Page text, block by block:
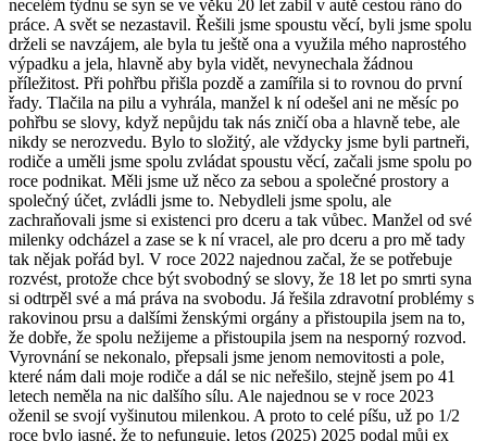
necelém týdnu se syn se ve věku 20 let zabil v autě cestou ráno do
práce. A svět se nezastavil. Řešili jsme spoustu věcí, byli jsme spolu
drželi se navzájem, ale byla tu ještě ona a využila mého naprostého
výpadku a jela, hlavně aby byla vidět, nevynechala žádnou
příležitost. Při pohřbu přišla pozdě a zamířila si to rovnou do první
řady. Tlačila na pilu a vyhrála, manžel k ní odešel ani ne měsíc po
pohřbu se slovy, když nepůjdu tak nás zničí oba a hlavně tebe, ale
nikdy se nerozvedu. Bylo to složitý, ale vždycky jsme byli partneři,
rodiče a uměli jsme spolu zvládat spoustu věcí, začali jsme spolu po
roce podnikat. Měli jsme už něco za sebou a společné prostory a
společný účet, zvládli jsme to. Nebydleli jsme spolu, ale
zachraňovali jsme si existenci pro dceru a tak vůbec. Manžel od své
milenky odcházel a zase se k ní vracel, ale pro dceru a pro mě tady
tak nějak pořád byl. V roce 2022 najednou začal, že se potřebuje
rozvést, protože chce být svobodný se slovy, že 18 let po smrti syna
si odtrpěl své a má práva na svobodu. Já řešila zdravotní problémy s
rakovinou prsu a dalšími ženskými orgány a přistoupila jsem na to,
že dobře, že spolu nežijeme a přistoupila jsem na nesporný rozvod.
Vyrovnání se nekonalo, přepsali jsme jenom nemovitosti a pole,
které nám dali moje rodiče a dál se nic neřešilo, stejně jsem po 41
letech neměla na nic dalšího sílu. Ale najednou se v roce 2023
oženil se svojí vyšinutou milenkou. A proto to celé píšu, už po 1/2
roce bylo jasné, že to nefunguje, letos (2025) 2025 podal můj ex